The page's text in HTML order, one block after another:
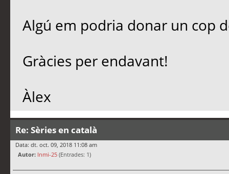
Algú em podria donar un cop
Gràcies per endavant!
Àlex
Re: Sèries en català
Data: dt. oct. 09, 2018 11:08 am
Autor: Inmi-25 (Entrades: 1)